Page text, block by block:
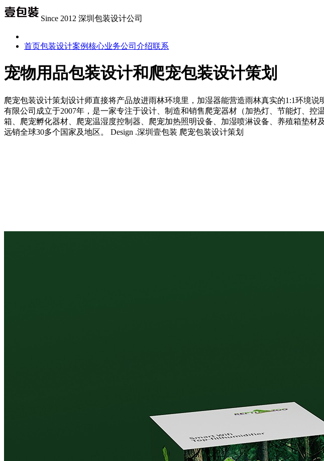
Since 2012 深圳包装设计公司
首页包装设计案例核心业务公司介绍联系
宠物用品包装设计和爬宠包装设计策划
爬宠包装设计策划设计师直接将产品放进雨林环境里，加湿器能营造雨林真实的1:1环境
有限公司成立于2007年，是一家专注于设计、制造和销售爬宠器材（加热灯、节能灯、
箱、爬宠孵化器材、爬宠温湿度控制器、爬宠加热照明设备、加湿喷淋设备、养殖箱垫
远销全球30多个国家及地区。 Design .深圳壹包装 爬宠包装设计策划